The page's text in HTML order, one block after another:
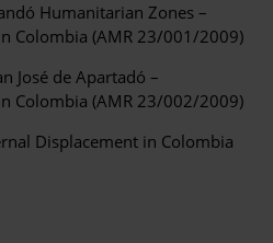
Humanitarian Zones –
Colombia (AMR 23/001/2009)
José de Apartadó –
Colombia (AMR 23/002/2009)
Displacement in Colombia